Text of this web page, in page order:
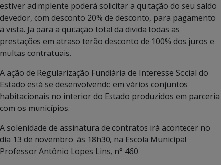
estiver adimplente poderá solicitar a quitação do seu saldo
devedor, com desconto 20% de desconto, para pagamento
à vista. Já para a quitação total da dívida todas as
prestações em atraso terão desconto de 100% dos juros e
multas contratuais.
A ação de Regularização Fundiária de Interesse Social do
Estado está se desenvolvendo em vários conjuntos
habitacionais no interior do Estado produzidos em parceria
com os municípios.
A solenidade de assinatura de contratos irá acontecer no
dia 13 de novembro, às 18h30, na Escola Municipal
Professor Antônio Lopes Lins, n° 460